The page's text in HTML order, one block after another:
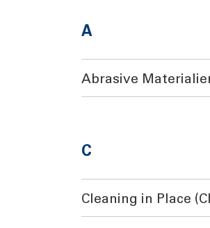
A
Abrasive
C
Cleaning in Place